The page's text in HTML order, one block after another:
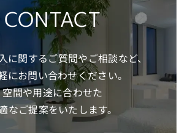
CONTACT
に関するご質問やご相談など、
にお問い合わせください。
空間や用途に合わせた
なご提案をいたします。